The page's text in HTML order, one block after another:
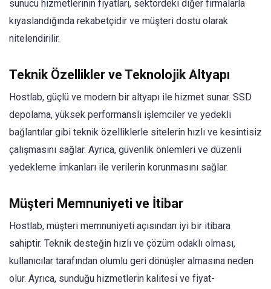
sunucu hizmetlerinin fiyatları, sektördeki diğer firmalarla
kıyaslandığında rekabetçidir ve müşteri dostu olarak
nitelendirilir.
Teknik Özellikler ve Teknolojik Altyapı
Hostlab, güçlü ve modern bir altyapı ile hizmet sunar. SSD
depolama, yüksek performanslı işlemciler ve yedekli
bağlantılar gibi teknik özelliklerle sitelerin hızlı ve kesintisiz
çalışmasını sağlar. Ayrıca, güvenlik önlemleri ve düzenli
yedekleme imkanları ile verilerin korunmasını sağlar.
Müşteri Memnuniyeti ve İtibar
Hostlab, müşteri memnuniyeti açısından iyi bir itibara
sahiptir. Teknik desteğin hızlı ve çözüm odaklı olması,
kullanıcılar tarafından olumlu geri dönüşler almasına neden
olur. Ayrıca, sunduğu hizmetlerin kalitesi ve fiyat-